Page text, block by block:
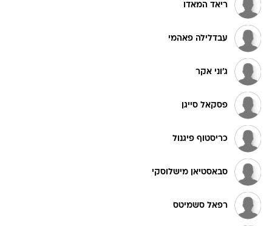
ריאד המאדו
עבדלילה פאהמי
ג'וני אקר
פסקאל סייגן
כריסטוף פיגנול
סבאסטיאן מישלוסקי
רפאל סשמיטס